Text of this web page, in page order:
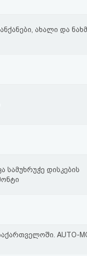
ახალი და
სამუხრუჭე დისკების
AUTO-